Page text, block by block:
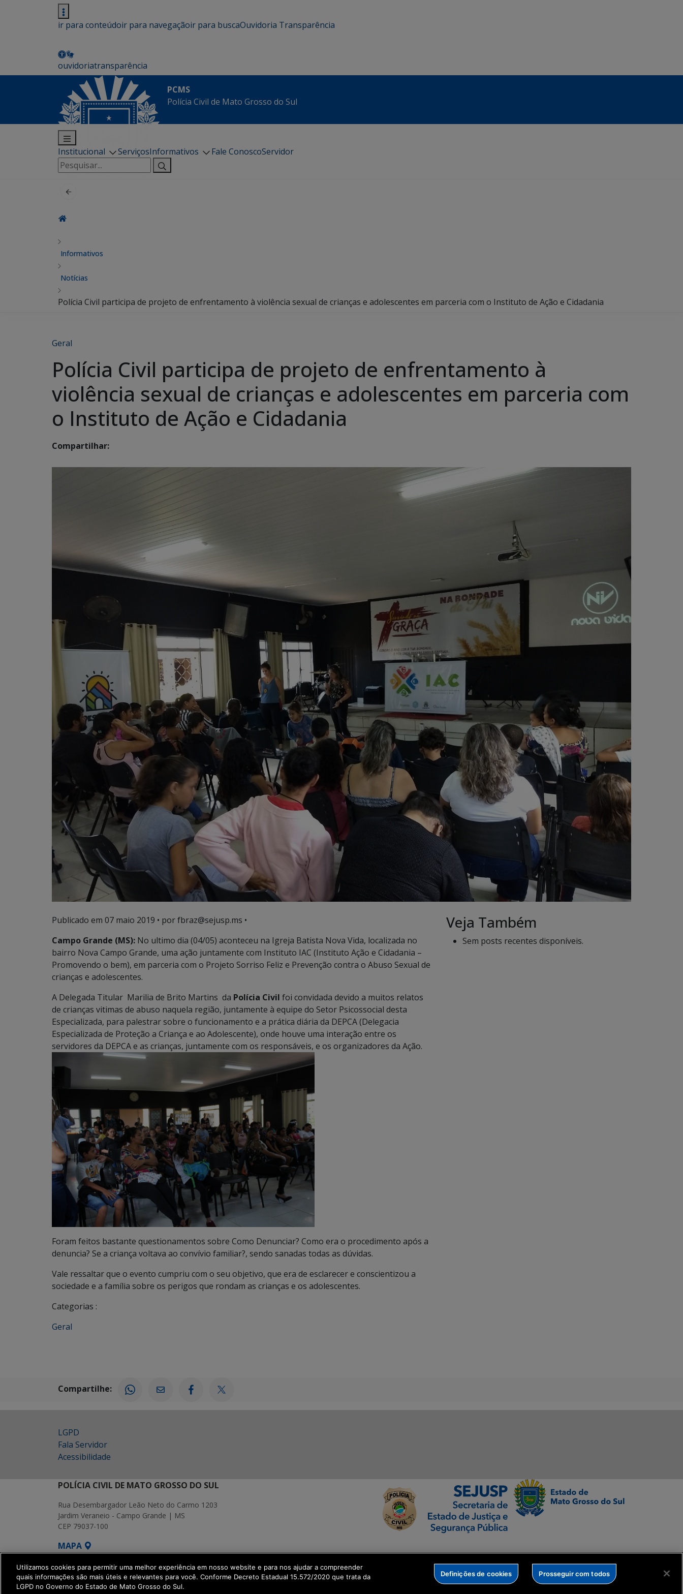
ir para conteúdoir para navegaçãoir para buscaOuvidoria Transparência
ouvidoriatransparência
PCMS
Polícia Civil de Mato Grosso do Sul
Institucional ServiçosInformativos Fale ConoscoServidor
Pesquisar
por:
Informativos
Notícias
Polícia Civil participa de projeto de enfrentamento à violência sexual de crianças e adolescentes em parceria com o Instituto de Ação e Cidadania
Geral
Polícia Civil participa de projeto de enfrentamento à
violência sexual de crianças e adolescentes em parceria com
o Instituto de Ação e Cidadania
Compartilhar:
Publicado em 07 maio 2019 • por fbraz@sejusp.ms •
Campo Grande (MS): No ultimo dia (04/05) aconteceu na Igreja Batista Nova Vida, localizada no
bairro Nova Campo Grande, uma ação juntamente com Instituto IAC (Instituto Ação e Cidadania –
Promovendo o bem), em parceria com o Projeto Sorriso Feliz e Prevenção contra o Abuso Sexual de
crianças e adolescentes.
A Delegada Titular Marilia de Brito Martins da Polícia Civil foi convidada devido a muitos relatos
de crianças vitimas de abuso naquela região, juntamente à equipe do Setor Psicossocial desta
Especializada, para palestrar sobre o funcionamento e a prática diária da DEPCA (Delegacia
Especializada de Proteção a Criança e ao Adolescente), onde houve uma interação entre os
servidores da DEPCA e as crianças, juntamente com os responsáveis, e os organizadores da Ação.
Foram feitos bastante questionamentos sobre Como Denunciar? Como era o procedimento após a
denuncia? Se a criança voltava ao convívio familiar?, sendo sanadas todas as dúvidas.
Vale ressaltar que o evento cumpriu com o seu objetivo, que era de esclarecer e conscientizou a
sociedade e a família sobre os perigos que rondam as crianças e os adolescentes.
Categorias :
Geral
Veja Também
Sem posts recentes disponíveis.
Compartilhe:
LGPD
Fala Servidor
Acessibilidade
POLÍCIA CIVIL DE MATO GROSSO DO SUL
Rua Desembargador Leão Neto do Carmo 1203
Jardim Veraneio - Campo Grande | MS
CEP 79037-100
MAPA
SETDIG | Secretaria-Executiva de Transformação Digital
get_footer();
Utilizamos cookies para permitir uma melhor experiência em nosso website e para nos ajudar a compreender
quais informações são mais úteis e relevantes para você. Conforme Decreto Estadual 15.572/2020 que trata da
LGPD no Governo do Estado de Mato Grosso do Sul.
Definições de cookies Prosseguir com todos